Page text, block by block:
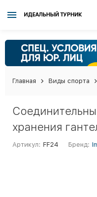
ИДЕАЛЬНЫЙ ТУРНИК
Главная Виды спорта
хранения
Артикул: FF24 Бренд: